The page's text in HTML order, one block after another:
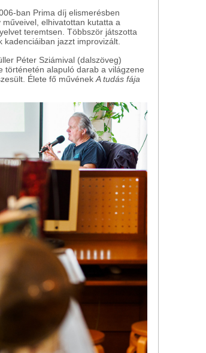
ban Prima díj elismerésben
elhivatottan kutatta a
teremtsen. Többször játszotta
kadenciáiban jazzt improvizált.
Péter Sziámival (dalszöveg)
történetén alapuló darab a világzene
Élete fő művénekA tudás fája